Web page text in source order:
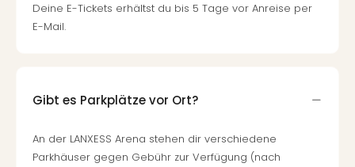
Deine E-Tickets erhältst du bis 5 Tage vor Anreise per
E-Mail.
Gibt es Parkplätze vor Ort?
An der LANXESS Arena stehen dir verschiedene
Parkhäuser gegen Gebühr zur Verfügung (nach